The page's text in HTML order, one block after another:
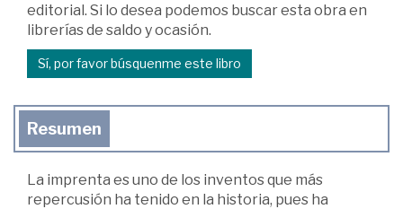
editorial. Si lo desea podemos buscar esta obra en
librerías de saldo y ocasión.
Sí, por favor búsquenme este libro
Resumen
La imprenta es uno de los inventos que más
repercusión ha tenido en la historia, pues ha